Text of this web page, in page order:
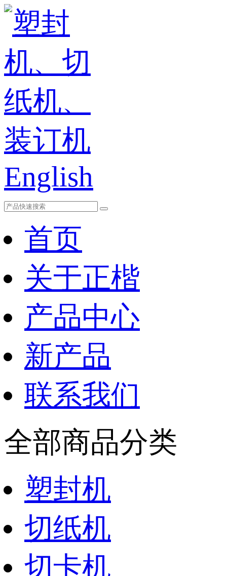
English
首页
关于正楷
产品中心
新产品
联系我们
全部商品分类
塑封机
切纸机
切卡机